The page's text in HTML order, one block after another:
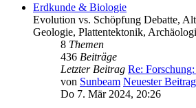
Erdkunde & Biologie
Evolution vs. Schöpfung Debatte,
Geologie, Plattentektonik,
8 Themen
436 Beiträge
Letzter Beitrag Re:
von Sunbeam Neuester Beitrag
Do 7. Mär 2024, 20:26